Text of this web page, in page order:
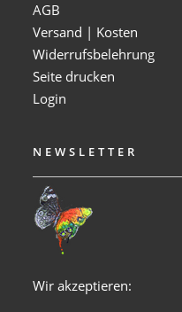
AGB
Versand | Kosten
Widerrufsbelehrung
Seite drucken
Login
NEWSLETTER
Wir akzeptieren: